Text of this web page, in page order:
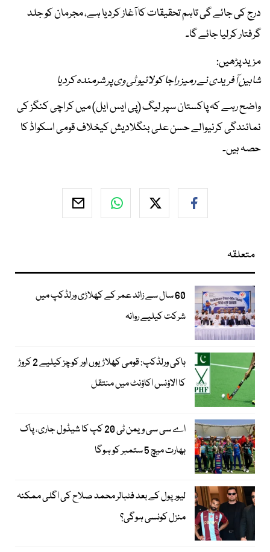
درج کی جائے گی تاہم تحقیقات کا آغاز کردیا ہے، مجرمان کو جلد
گرفتار کرلیا جائے گا۔
مزید پڑھیں:
شاہین آفریدی نے رمیز راجا کو لائیو ٹی وی پر شرمندہ کردیا
واضح رہے کہ پاکستان سپر لیگ (پی ایس ایل) میں کراچی کنگز کی
نمائندگی کرنیوالے حسن علی بنگلادیش کیخلاف قومی اسکواڈ کا
حصہ ہیں۔
متعلقہ
60 سال سے زائد عمر کے کھلاڑی ورلڈکپ میں
شرکت کیلیے روانہ
ہاکی ورلڈکپ: قومی کھلاڑیوں اور کوچز کیلیے 2 کروڑ
کا الاؤنس اکاؤنٹ میں منتقل
اے سی سی ویمن ٹی 20 کپ کا شیڈول جاری، پاک
بھارت میچ 5 ستمبر کو ہوگا
لیور پول کے بعد فٹبالر محمد صلاح کی اگلی ممکنہ
منزل کونسی ہوگی؟